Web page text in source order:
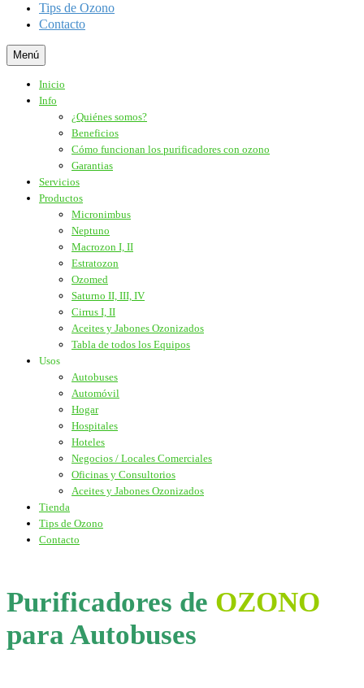
Tips de Ozono
Contacto
Menú
Inicio
Info
¿Quiénes somos?
Beneficios
Cómo funcionan los purificadores con ozono
Garantias
Servicios
Productos
Micronimbus
Neptuno
Macrozon I, II
Estratozon
Ozomed
Saturno II, III, IV
Cirrus I, II
Aceites y Jabones Ozonizados
Tabla de todos los Equipos
Usos
Autobuses
Automóvil
Hogar
Hospitales
Hoteles
Negocios / Locales Comerciales
Oficinas y Consultorios
Aceites y Jabones Ozonizados
Tienda
Tips de Ozono
Contacto
Purificadores de OZONO
para Autobuses